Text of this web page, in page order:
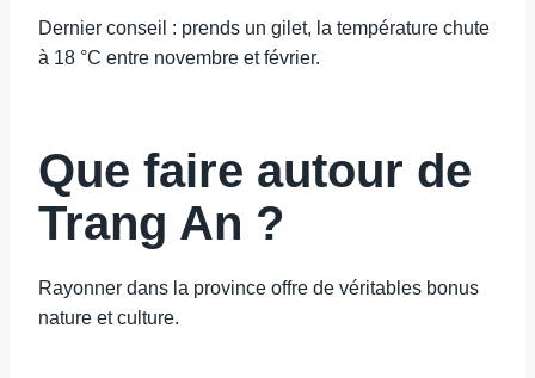
Dernier conseil : prends un gilet, la température chute
à 18 °C entre novembre et février.
Que faire autour de
Trang An ?
Rayonner dans la province offre de véritables bonus
nature et culture.